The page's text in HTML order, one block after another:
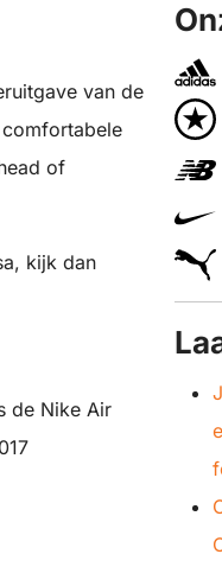
van de
of
kijk dan
de Nike Air